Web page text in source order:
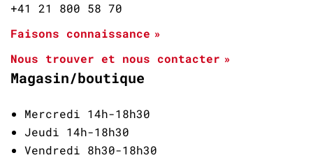
+41 21 800 58 70
Faisons connaissance
Nous trouver et nous contacter
Magasin/boutique
Mercredi 14h-18h30
Jeudi 14h-18h30
Vendredi 8h30-18h30